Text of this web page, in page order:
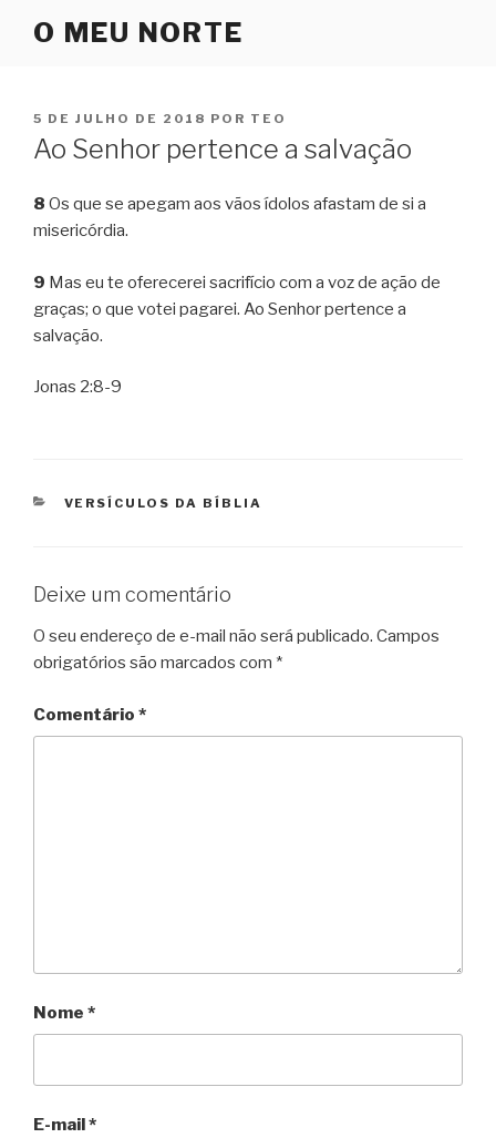
O MEU NORTE
PUBLICADO
EM
5 DE JULHO DE 2018 POR TEO
Ao Senhor pertence a salvação
8 Os que se apegam aos vãos ídolos afastam de si a
misericórdia.
9 Mas eu te oferecerei sacrifício com a voz de ação de
graças; o que votei pagarei. Ao Senhor pertence a
salvação.
Jonas 2:8-9
CATEGORIAS
VERSÍCULOS DA BÍBLIA
Deixe um comentário
O seu endereço de e-mail não será publicado. Campos
obrigatórios são marcados com *
Comentário *
Nome *
E-mail*